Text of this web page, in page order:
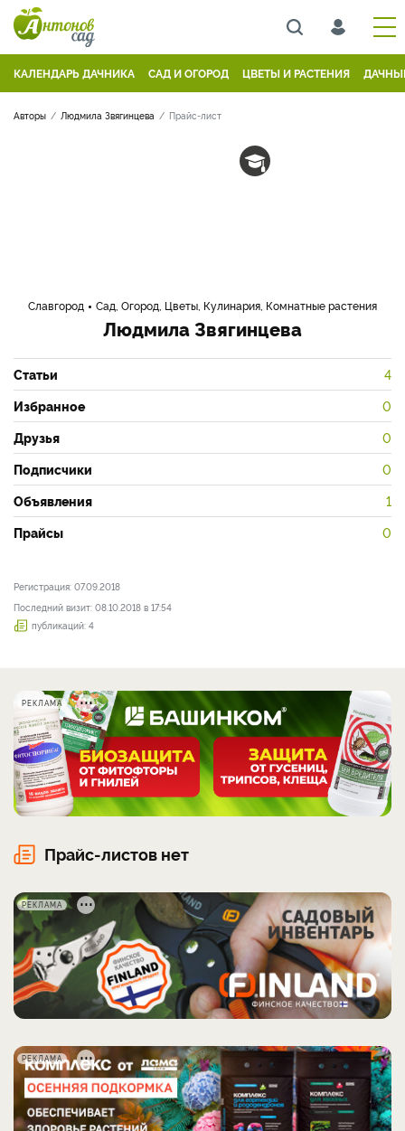
КАЛЕНДАРЬ ДАЧНИКА САД И ОГОРОД ЦВЕТЫ И РАСТЕНИЯ
Авторы Людмила Звягинцева Прайс-лист
Славгород Сад, Огород, Цветы, Кулинария, Комнатные растения
Людмила Звягинцева
Статьи 4
Избранное 0
Друзья 0
Подписчики 0
Объявления 1
Прайсы 0
Регистрация: 07.09.2018
Последний визит: 08.10.2018 в 17:54
публикаций: 4
РЕКЛАМА
Прайс-листов нет
РЕКЛАМА
РЕКЛАМА